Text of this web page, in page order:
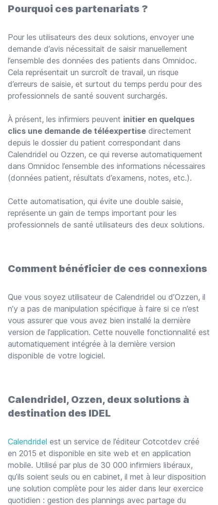
Pourquoi ces partenariats ?
Pour les utilisateurs des deux solutions, envoyer une
demande d’avis nécessitait de saisir manuellement
l’ensemble des données des patients dans Omnidoc.
Cela représentait un surcroît de travail, un risque
d’erreurs de saisie, et surtout du temps perdu pour des
professionnels de santé souvent surchargés.
À présent, les infirmiers peuvent initier en quelques
clics une demande de téléexpertise directement
depuis le dossier du patient correspondant dans
Calendridel ou Ozzen, ce qui reverse automatiquement
dans Omnidoc l’ensemble des informations nécessaires
(données patient, résultats d’examens, notes, etc.).
Cette automatisation, qui évite une double saisie,
représente un gain de temps important pour les
professionnels de santé utilisateurs des deux solutions.
Comment bénéficier de ces connexions
Que vous soyez utilisateur de Calendridel ou d’Ozzen, il
n’y a pas de manipulation spécifique à faire si ce n’est
vous assurer que vous avez bien installé la dernière
version de l’application. Cette nouvelle fonctionnalité est
automatiquement intégrée à la dernière version
disponible de votre logiciel.
Calendridel, Ozzen, deux solutions à
destination des IDEL
Calendridel est un service de l’éditeur Cotcotdev créé
en 2015 et disponible en site web et en application
mobile. Utilisé par plus de 30 000 infirmiers libéraux,
qu’ils soient seuls ou en cabinet, il met à leur disposition
une solution complète pour les aider dans leur exercice
quotidien : gestion des plannings avec partage du